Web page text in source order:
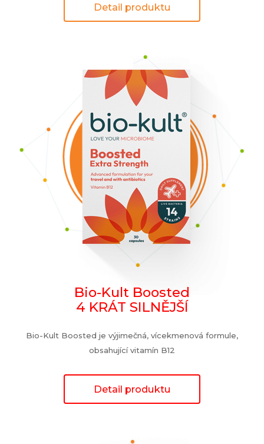
Detail produktu
Bio-Kult Boosted
4 KRÁT SILNĚJŠÍ
Bio-Kult Boosted je výjimečná, vícekmenová formule,
obsahující vitamín B12
Detail produktu